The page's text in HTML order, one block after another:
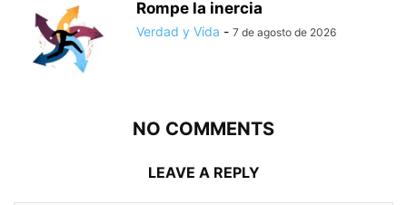
Rompe la inercia
Verdad y Vida - 7 de agosto de 2026
NO COMMENTS
LEAVE A REPLY